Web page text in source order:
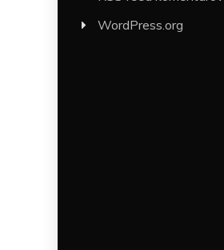
WordPress.org